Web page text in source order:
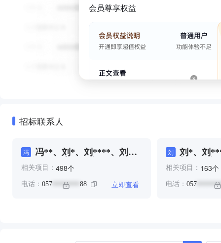
会员尊享权益
招标联系人
冯
冯**、刘*、刘****、刘
李**、杨*****、王**、王
郭*****、郭****、陈**、
相关项目： 498个
电话： 057 ******** 88 立即查看
刘
刘*、刘
相关项目： 163个
电话： 057